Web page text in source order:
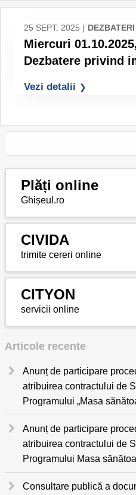
municipale în 66
25 SEPT. 2025 |
Miercuri
Dezbatere privind
propunerilor pv
Vezi detalii
Plăți online
Ghișeul.ro
CIVIDA
trimite cereri online
CITYON
servicii online
Articole recente
Anunț de participare
atribuirea contractului de
Programului „Masa
Anunț de participare
atribuirea contractului de
Programului Masa
Consultare publică a